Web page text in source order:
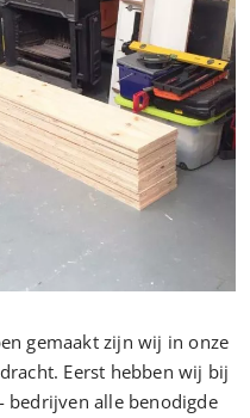
gemaakt zijn wij in onze
Eerst hebben wij bij
alle benodigde